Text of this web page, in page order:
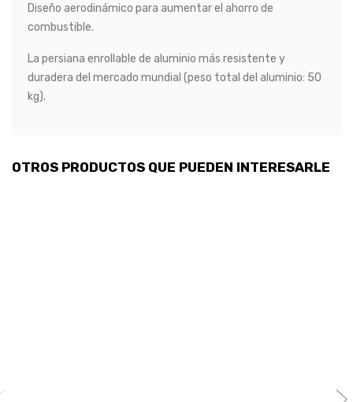
Diseño aerodinámico para aumentar el ahorro de
combustible.
La persiana enrollable de aluminio más resistente y
duradera del mercado mundial (peso total del aluminio: 50
kg).
OTROS PRODUCTOS QUE PUEDEN INTERESARLE